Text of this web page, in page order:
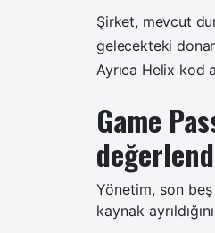
Şirket, mevcut
gelecekteki
Ayrıca Helix kod
Game
Yönetim, son
kaynak